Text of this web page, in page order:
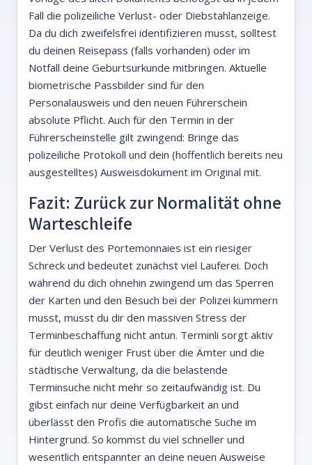
Fall die polizeiliche Verlust- oder Diebstahlanzeige.
Da du dich zweifelsfrei identifizieren musst, solltest
du deinen Reisepass (falls vorhanden) oder im
Notfall deine Geburtsurkunde mitbringen. Aktuelle
biometrische Passbilder sind für den
Personalausweis und den neuen Führerschein
absolute Pflicht. Auch für den Termin in der
Führerscheinstelle gilt zwingend: Bringe das
polizeiliche Protokoll und dein (hoffentlich bereits neu
ausgestelltes) Ausweisdokument im Original mit.
Fazit: Zurück zur Normalität ohne
Warteschleife
Der Verlust des Portemonnaies ist ein riesiger
Schreck und bedeutet zunächst viel Lauferei. Doch
während du dich ohnehin zwingend um das Sperren
der Karten und den Besuch bei der Polizei kümmern
musst, musst du dir den massiven Stress der
Terminbeschaffung nicht antun. Terminli sorgt aktiv
für deutlich weniger Frust über die Ämter und die
städtische Verwaltung, da die belastende
Terminsuche nicht mehr so zeitaufwändig ist. Du
gibst einfach nur deine Verfügbarkeit an und
überlässt den Profis die automatische Suche im
Hintergrund. So kommst du viel schneller und
wesentlich entspannter an deine neuen Ausweise